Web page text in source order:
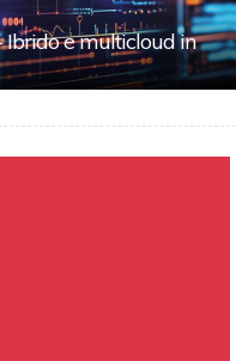
Ibrido e multicloud in